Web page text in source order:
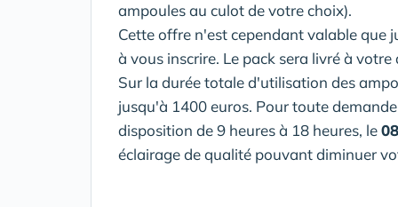
ampoules au culot de votre choix).
Cette offre n'est cependant valable que
à vous inscrire. Le pack sera livré à
Sur la durée totale d'utilisation des
jusqu'à 1400 euros. Pour toute
disposition de 9 heures à 18 heures, le
éclairage de qualité pouvant diminuer